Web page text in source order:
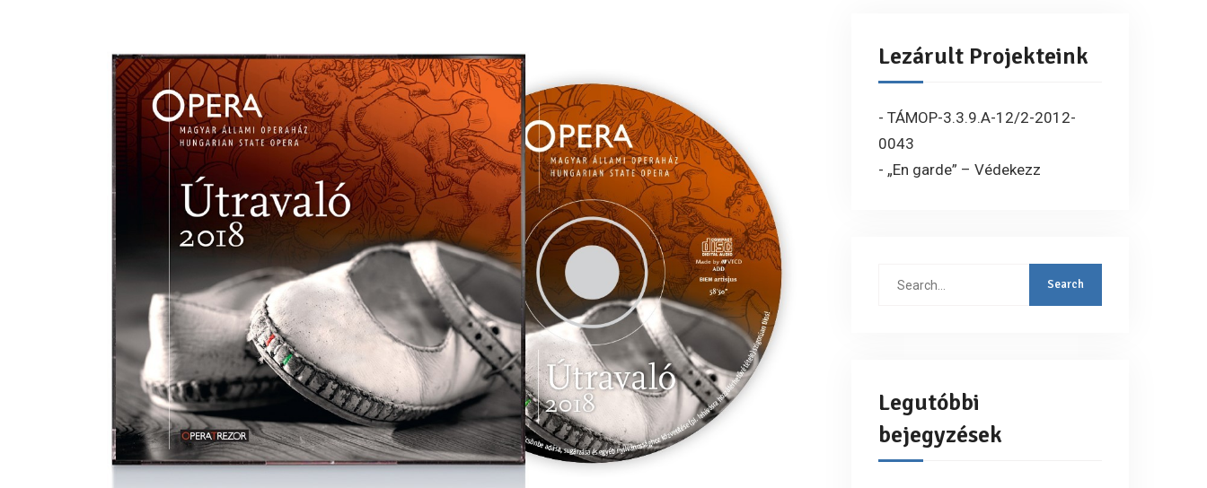
Lezárult Projekteink
- TÁMOP-3.3.9.A-12/2-2012-
0043
- „En garde” – Védekezz
Search
Legutóbbi
bejegyzések